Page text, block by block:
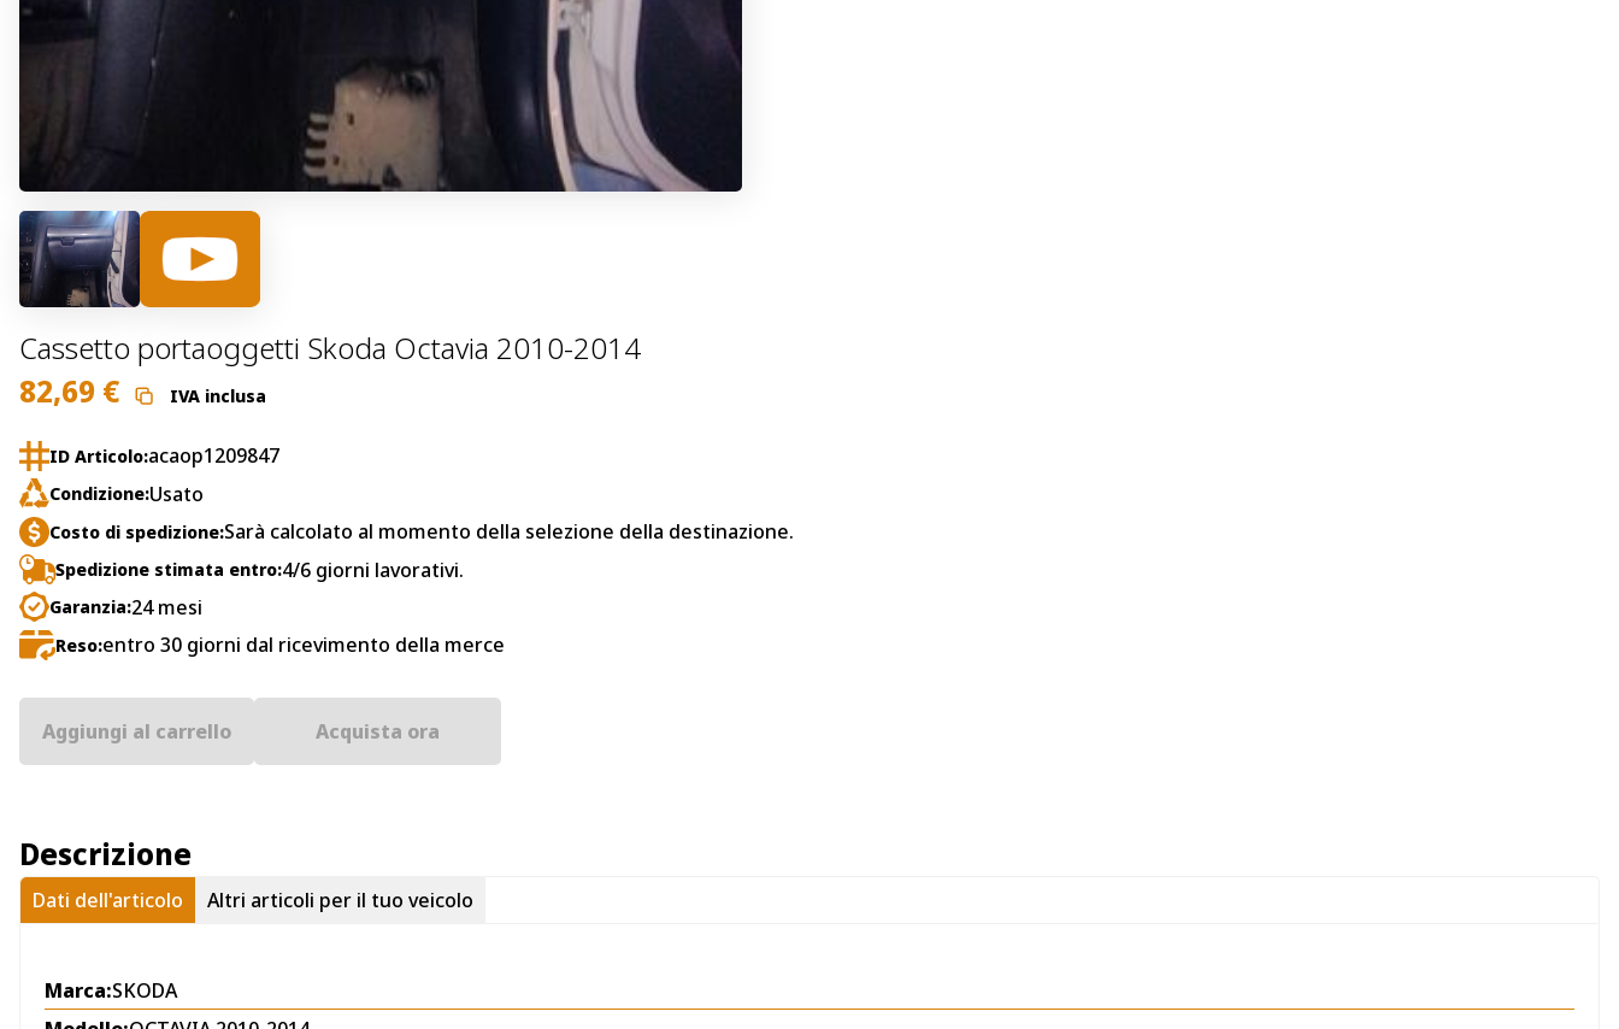
Cassetto portaoggetti Skoda Octavia 2010-2014
82,69 € IVA inclusa
ID Articolo:acaop1209847
Condizione:Usato
Costo di spedizione:Sarà calcolato al momento della selezione della destinazione.
Spedizione stimata entro:4/6 giorni lavorativi.
Garanzia:24 mesi
Reso:entro 30 giorni dal ricevimento della merce
Aggiungi al carrello Acquista ora
Descrizione
Dati dell'articolo Altri articoli per il tuo veicolo
Marca:SKODA